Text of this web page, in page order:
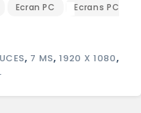
Ecran PC Ecrans PC
, 7 MS,1920 X 1080,